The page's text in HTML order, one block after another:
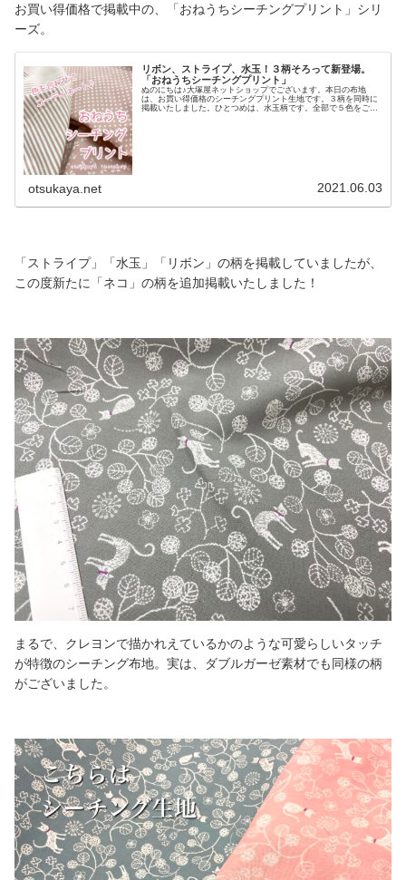
お買い得価格で掲載中の、「おねうちシーチングプリント」シリ
ーズ。
リボン、ストライプ、水玉！３柄そろって新登場。
「おねうちシーチングプリント」
ぬのにちは♪大塚屋ネットショップでございます。本日の布地
は、お買い得価格のシーチングプリント生地です。３柄を同時に
掲載いたしました。ひとつめは、水玉柄です。全部で５色をご用
otsukaya.net 2021.06.03
「ストライプ」「水玉」「リボン」の柄を掲載していましたが、
この度新たに「ネコ」の柄を追加掲載いたしました！
まるで、クレヨンで描かれえているかのような可愛らしいタッチ
が特徴のシーチング布地。実は、ダブルガーゼ素材でも同様の柄
がございました。